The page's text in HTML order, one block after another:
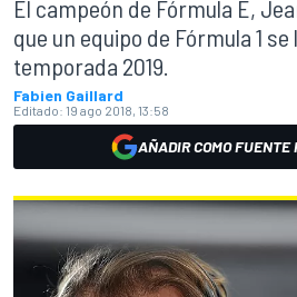
El campeón de Fórmula E,
que un equipo de Fórmula 1
temporada 2019.
Fabien Gaillard
Editado: 19 ago 2018, 13:58
AÑADIR COMO FUENTE